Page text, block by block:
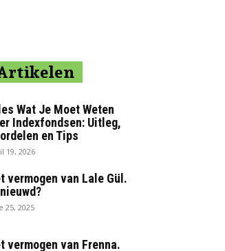
Wat Je Moet Weten
Indexfondsen: Uitleg,
en Tips
19, 2026
vermogen van Lale Gül.
25, 2025
vermogen van Frenna.